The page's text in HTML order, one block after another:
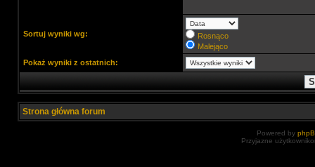
Sortuj wyniki wg:
Rosnąco
Malejąco
Pokaż wyniki z ostatnich:
Strona główna forum
Powered by
Przyjazne